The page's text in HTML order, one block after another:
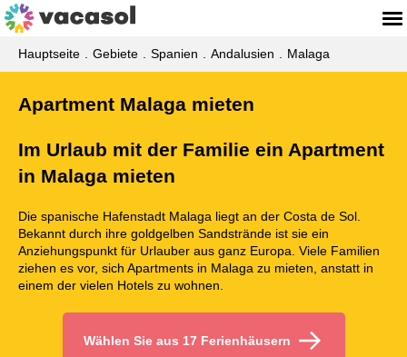
Hauptseite Gebiete Spanien Andalusien Malaga
Apartment Malaga mieten
Im Urlaub mit der Familie ein Apartment
in Malaga mieten
Die spanische Hafenstadt Malaga liegt an der Costa de Sol.
Bekannt durch ihre goldgelben Sandstrände ist sie ein
Anziehungspunkt für Urlauber aus ganz Europa. Viele Familien
ziehen es vor, sich Apartments in Malaga zu mieten, anstatt in
einem der vielen Hotels zu wohnen.
Wählen Sie aus 17 Ferienhäusern